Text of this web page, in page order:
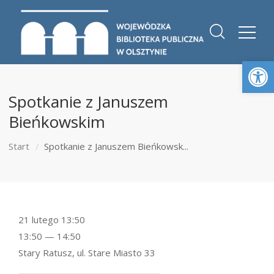
Spotkanie z Januszem
Bieńkowskim
Start Spotkanie z Januszem Bieńkowsk...
21 lutego 13:50
13:50 — 14:50
Stary Ratusz, ul. Stare Miasto 33